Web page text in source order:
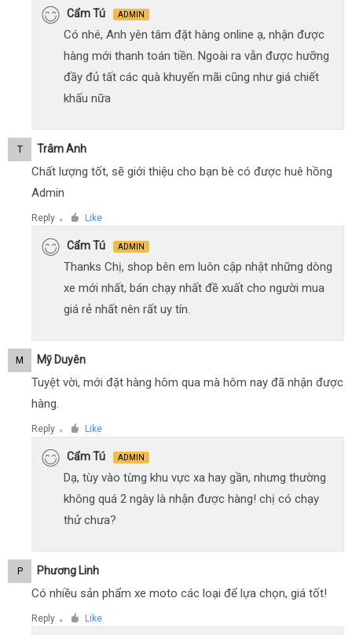
Cẩm Tú ADMIN
Có nhé, Anh yên tâm đặt hàng online ạ, nhận được
hàng mới thanh toán tiền. Ngoài ra vẫn được hưỡng
đầy đủ tất các quà khuyến mãi cũng như giá chiết
khấu nữa
T Trâm Anh
Chất lượng tốt, sẽ giới thiệu cho bạn bè có được huê hồng
Admin
Reply ● Like
Cẩm Tú ADMIN
Thanks Chị, shop bên em luôn cập nhật những dòng
xe mới nhất, bán chạy nhất đề xuất cho người mua
giá rẻ nhất nên rất uy tín.
M Mỹ Duyên
Tuyệt vời, mới đặt hàng hôm qua mà hôm nay đã nhận được
hàng.
Reply ● Like
Cẩm Tú ADMIN
Dạ, tùy vào từng khu vực xa hay gần, nhưng thường
không quá 2 ngày là nhận được hàng! chị có chạy
thử chưa?
P Phương Linh
Có nhiều sản phẩm xe moto các loại để lựa chọn, giá tốt!
Reply ● Like